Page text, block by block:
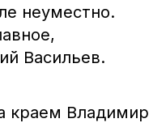
неуместно.
Васильев.
краем Владимир